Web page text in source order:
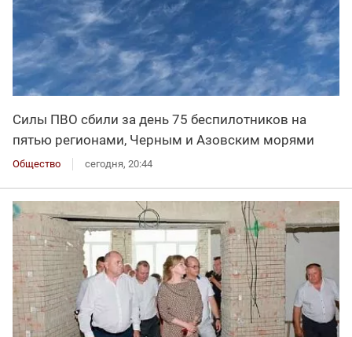
Силы ПВО сбили за день 75 беспилотников на
пятью регионами, Черным и Азовским морями
Общество сегодня, 20:44